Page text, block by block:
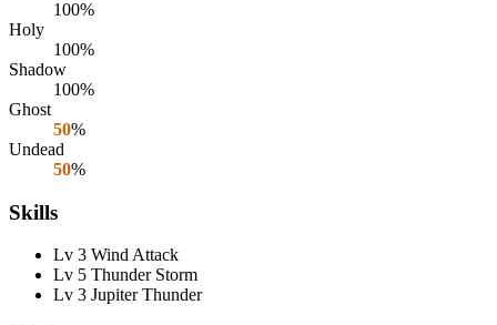
100%
Holy
100%
Shadow
100%
Ghost
50%
Undead
50%
Skills
Lv 3 Wind Attack
Lv 5 Thunder Storm
Lv 3 Jupiter Thunder